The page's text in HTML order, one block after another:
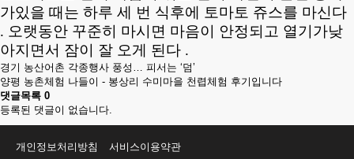
가있을 때는 하루 세 번 식후에 토마토 쥬스를 마신다
. 오랫동안 꾸준히 마시면 마음이 안정되고 열기가낮
아지면서 잠이 잘 오게 된다 .
경기 농산어촌 각종행사 풍성… 피서는 ‘덤’
양평 농촌체험 나들이 - 봉상리 수미마을 천렵체험 후기입니다
댓글목록 0
등록된 댓글이 없습니다.
개인정보처리방침 서비스이용약관